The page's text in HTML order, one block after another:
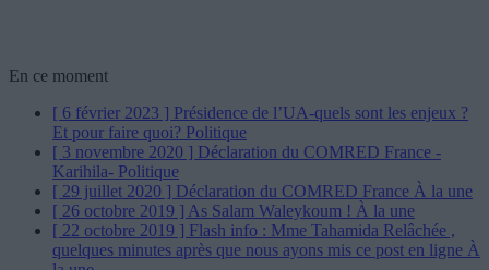
En ce moment
[ 6 février 2023 ] Présidence de l’UA-quels sont les enjeux ?
Et pour faire quoi? Politique
[ 3 novembre 2020 ] Déclaration du COMRED France -
Karihila- Politique
[ 29 juillet 2020 ] Déclaration du COMRED France À la une
[ 26 octobre 2019 ] As Salam Waleykoum ! À la une
[ 22 octobre 2019 ] Flash info : Mme Tahamida Relâchée ,
quelques minutes après que nous ayons mis ce post en ligne À